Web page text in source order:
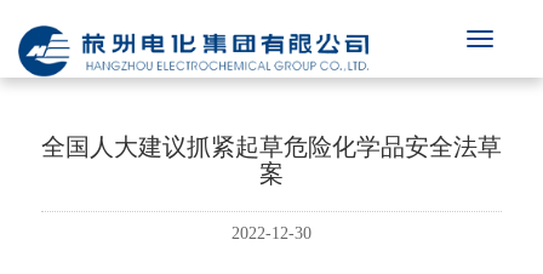
全国人大建议抓紧起草危险化学品安全法草
案
2022-12-30